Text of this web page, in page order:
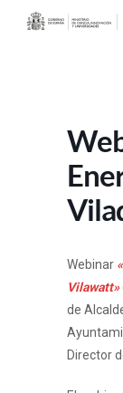
Webinar
Vilawatt»
de
Director